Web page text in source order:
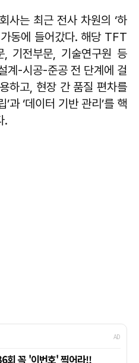
사는 최근 전사 차원의 ‘하
동에 들어갔다. 해당 TFT
, 기전부문, 기술연구원 등
계-시공-준공 전 단계에 걸
하고, 현장 간 품질 편차를
과 ‘데이터 기반 관리’를 핵
.